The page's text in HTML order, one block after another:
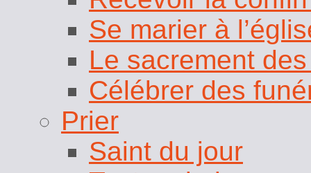
Se marier à
Le sacrement
Célébrer des
Prier
Saint du jour